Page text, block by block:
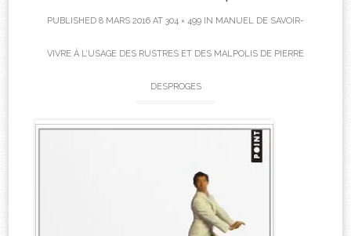
PUBLISHED 8 MARS 2016 AT 304 × 499 IN MANUEL DE SAVOIR-
VIVRE À L’USAGE DES RUSTRES ET DES MALPOLIS DE PIERRE
DESPROGES